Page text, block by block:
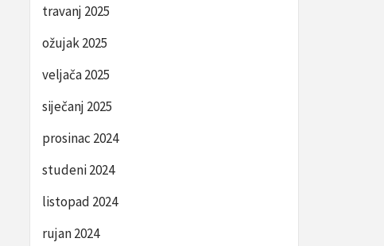
travanj 2025
ožujak 2025
veljača 2025
siječanj 2025
prosinac 2024
studeni 2024
listopad 2024
rujan 2024